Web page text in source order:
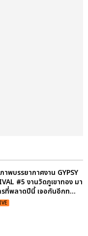
าพบรรยากาศงาน GYPSY
#5 งานวัดภูเขาทอง มา
รที่พลาดปีนี้ เจอกันอีกท...